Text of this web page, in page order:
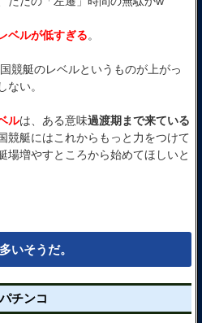
ベルが低すぎる。
競艇のレベルというものが上がっ
ない。
ルは、ある意味過渡期まで来ている
競艇にはこれからもっと力をつけて
場増やすところから始めてほしいと
いそうだ。
チンコ